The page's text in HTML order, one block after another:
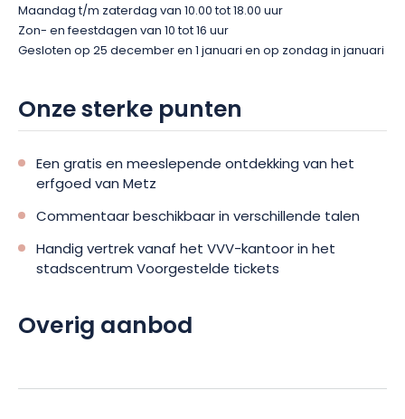
Maandag t/m zaterdag van 10.00 tot 18.00 uur
Zon- en feestdagen van 10 tot 16 uur
Gesloten op 25 december en 1 januari en op zondag in januari
Onze sterke punten
Een gratis en meeslepende ontdekking van het
erfgoed van Metz
Commentaar beschikbaar in verschillende talen
Handig vertrek vanaf het VVV-kantoor in het
stadscentrum Voorgestelde tickets
Overig aanbod